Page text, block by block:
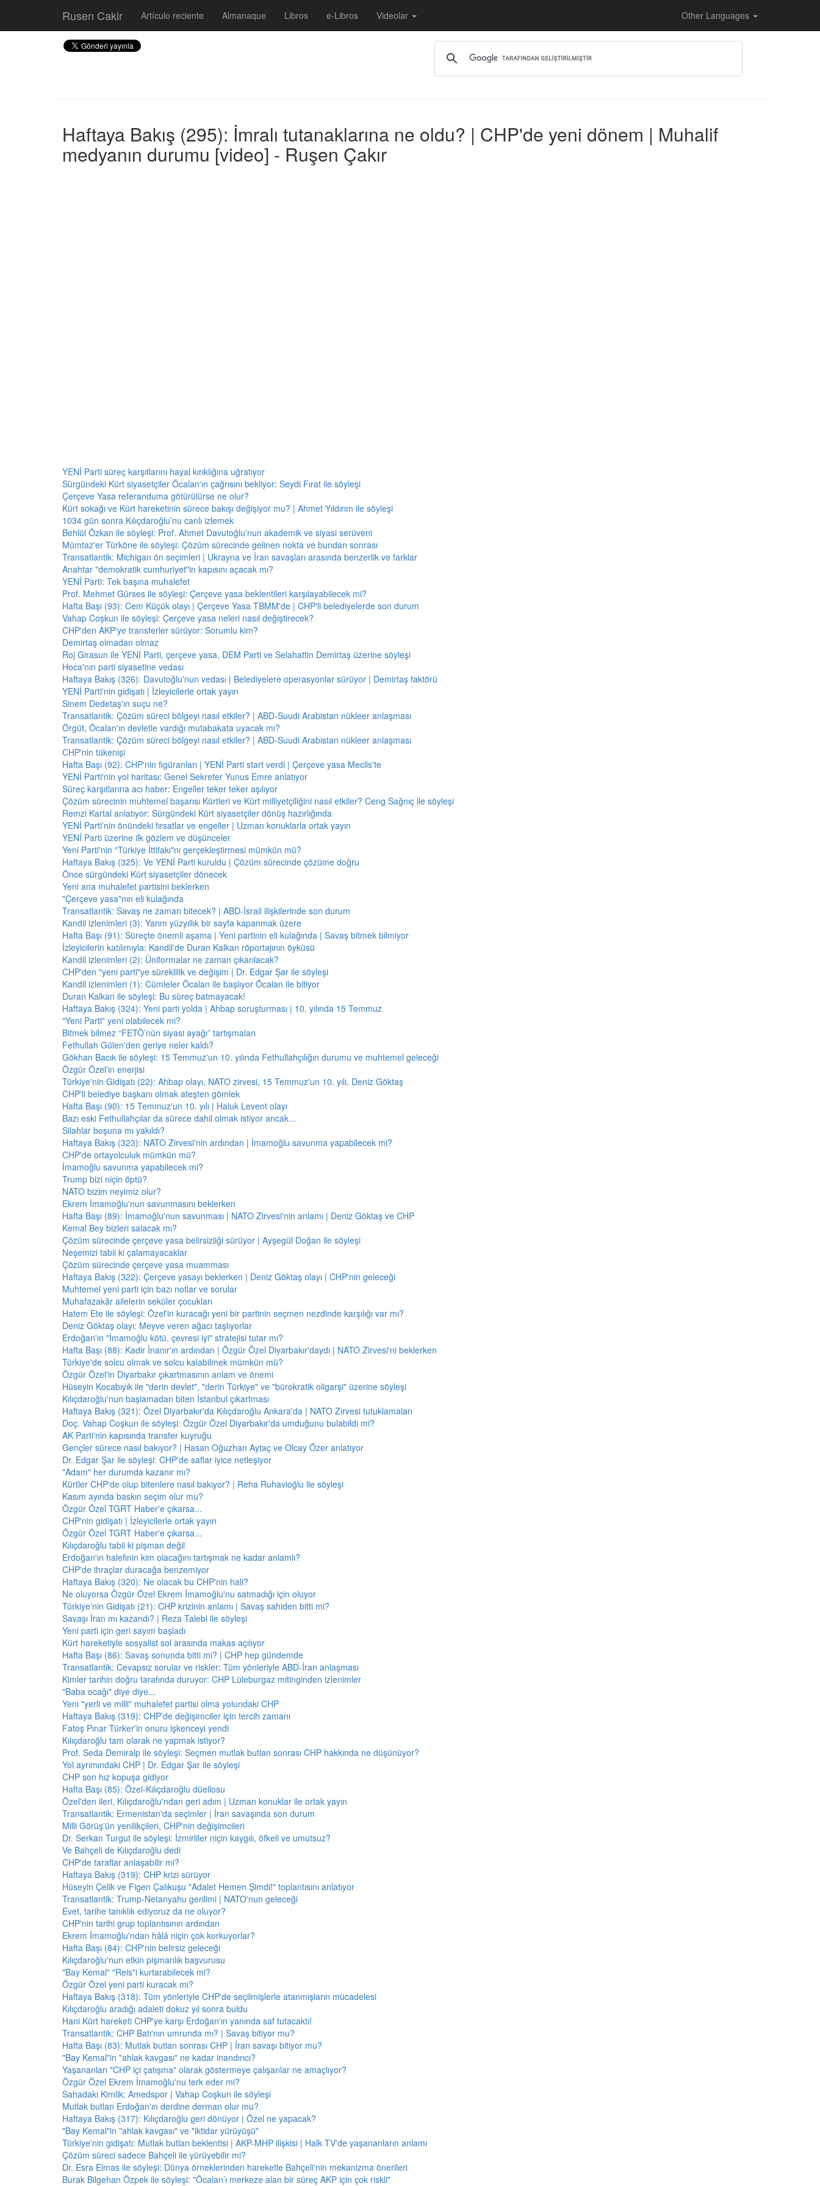
Rusen Cakir Artículo reciente Almanaque Libros e-Libros Videolar Other Languages
Haftaya Bakış (295): İmralı tutanaklarına ne oldu? | CHP'de yeni dönem | Muhalif
medyanın durumu [video] - Ruşen Çakır
YENİ Parti süreç karşıtlarını hayal kırıklığına uğratıyor
Sürgündeki Kürt siyasetçiler Öcalan'ın çağrısını bekliyor: Seydi Fırat ile söyleşi
Çerçeve Yasa referanduma götürülürse ne olur?
Kürt sokağı ve Kürt hareketinin sürece bakışı değişiyor mu? | Ahmet Yıldırım ile söyleşi
1034 gün sonra Kılıçdaroğlu’nu canlı izlemek
Behlül Özkan ile söyleşi: Prof. Ahmet Davutoğlu'nun akademik ve siyasi serüveni
Mümtaz'er Türköne ile söyleşi: Çözüm sürecinde gelinen nokta ve bundan sonrası
Transatlantik: Michigan ön seçimleri | Ukrayna ve İran savaşları arasında benzerlik ve farklar
Anahtar "demokratik cumhuriyet"in kapısını açacak mı?
YENİ Parti: Tek başına muhalefet
Prof. Mehmet Gürses ile söyleşi: Çerçeve yasa beklentileri karşılayabilecek mi?
Hafta Başı (93): Cem Küçük olayı | Çerçeve Yasa TBMM'de | CHP'li belediyelerde son durum
Vahap Coşkun ile söyleşi: Çerçeve yasa neleri nasıl değiştirecek?
CHP'den AKP'ye transferler sürüyor: Sorumlu kim?
Demirtaş olmadan olmaz
Roj Girasun ile YENİ Parti, çerçeve yasa, DEM Parti ve Selahattin Demirtaş üzerine söyleşi
Hoca'nın parti siyasetine vedası
Haftaya Bakış (326): Davutoğlu'nun vedası | Belediyelere operasyonlar sürüyor | Demirtaş faktörü
YENİ Parti'nin gidişatı | İzleyicilerle ortak yayın
Sinem Dedetaş'ın suçu ne?
Transatlantik: Çözüm süreci bölgeyi nasıl etkiler? | ABD-Suudi Arabistan nükleer anlaşması
Örgüt, Öcalan'ın devletle vardığı mutabakata uyacak mı?
Transatlantik: Çözüm süreci bölgeyi nasıl etkiler? | ABD-Suudi Arabistan nükleer anlaşması
CHP'nin tükenişi
Hafta Başı (92): CHP'nin figüranları | YENİ Parti start verdi | Çerçeve yasa Meclis'te
YENİ Parti'nin yol haritası: Genel Sekreter Yunus Emre anlatıyor
Süreç karşıtlarına acı haber: Engeller teker teker aşılıyor
Çözüm sürecinin muhtemel başarısı Kürtleri ve Kürt milliyetçiliğini nasıl etkiler? Ceng Sağnıç ile söyleşi
Remzi Kartal anlatıyor: Sürgündeki Kürt siyasetçiler dönüş hazırlığında
YENİ Parti’nin önündeki fırsatlar ve engeller | Uzman konuklarla ortak yayın
YENİ Parti üzerine ilk gözlem ve düşünceler
Yeni Parti'nin "Türkiye İttifakı"nı gerçekleştirmesi mümkün mü?
Haftaya Bakış (325): Ve YENİ Parti kuruldu | Çözüm sürecinde çözüme doğru
Önce sürgündeki Kürt siyasetçiler dönecek
Yeni ana muhalefet partisini beklerken
"Çerçeve yasa"nın eli kulağında
Transatlantik: Savaş ne zaman bitecek? | ABD-İsrail ilişkilerinde son durum
Kandil izlenimleri (3): Yarım yüzyıllık bir sayfa kapanmak üzere
Hafta Başı (91): Süreçte önemli aşama | Yeni partinin eli kulağında | Savaş bitmek bilmiyor
İzleyicilerin katılımıyla: Kandil'de Duran Kalkan röportajının öyküsü
Kandil izlenimleri (2): Üniformalar ne zaman çıkarılacak?
CHP'den "yeni parti"ye süreklilik ve değişim | Dr. Edgar Şar ile söyleşi
Kandil izlenimleri (1): Cümleler Öcalan ile başlıyor Öcalan ile bitiyor
Duran Kalkan ile söyleşi: Bu süreç batmayacak!
Haftaya Bakış (324): Yeni parti yolda | Ahbap soruşturması | 10. yılında 15 Temmuz
"Yeni Parti" yeni olabilecek mi?
Bitmek bilmez “FETÖ’nün siyasi ayağı” tartışmaları
Fethullah Gülen'den geriye neler kaldı?
Gökhan Bacık ile söyleşi: 15 Temmuz'un 10. yılında Fethullahçılığın durumu ve muhtemel geleceği
Özgür Özel'in enerjisi
Türkiye'nin Gidişatı (22): Ahbap olayı, NATO zirvesi, 15 Temmuz'un 10. yılı, Deniz Göktaş
CHP'li belediye başkanı olmak ateşten gömlek
Hafta Başı (90): 15 Temmuz'un 10. yılı | Haluk Levent olayı
Bazı eski Fethullahçılar da sürece dahil olmak istiyor ancak...
Silahlar boşuna mı yakıldı?
Haftaya Bakış (323): NATO Zirvesi'nin ardından | İmamoğlu savunma yapabilecek mi?
CHP'de ortayolculuk mümkün mü?
İmamoğlu savunma yapabilecek mi?
Trump bizi niçin öptü?
NATO bizim neyimiz olur?
Ekrem İmamoğlu'nun savunmasını beklerken
Hafta Başı (89): İmamoğlu'nun savunması | NATO Zirvesi'nin anlamı | Deniz Göktaş ve CHP
Kemal Bey bizleri salacak mı?
Çözüm sürecinde çerçeve yasa belirsizliği sürüyor | Ayşegül Doğan ile söyleşi
Neşemizi tabii ki çalamayacaklar
Çözüm sürecinde çerçeve yasa muamması
Haftaya Bakış (322): Çerçeve yasayı beklerken | Deniz Göktaş olayı | CHP'nin geleceği
Muhtemel yeni parti için bazı notlar ve sorular
Muhafazakâr ailelerin seküler çocukları
Hatem Ete ile söyleşi: Özel'in kuracağı yeni bir partinin seçmen nezdinde karşılığı var mı?
Deniz Göktaş olayı: Meyve veren ağacı taşlıyorlar
Erdoğan'ın "İmamoğlu kötü, çevresi iyi" stratejisi tutar mı?
Hafta Başı (88): Kadir İnanır'ın ardından | Özgür Özel Diyarbakır'daydı | NATO Zirvesi'ni beklerken
Türkiye'de solcu olmak ve solcu kalabilmek mümkün mü?
Özgür Özel'in Diyarbakır çıkartmasının anlam ve önemi
Hüseyin Kocabıyık ile "derin devlet", "derin Türkiye" ve "bürokratik oligarşi" üzerine söyleşi
Kılıçdaroğlu'nun başlamadan biten İstanbul çıkartması
Haftaya Bakış (321): Özel Diyarbakır'da Kılıçdaroğlu Ankara'da | NATO Zirvesi tutuklamaları
Doç. Vahap Coşkun ile söyleşi: Özgür Özel Diyarbakır'da umduğunu bulabildi mi?
AK Parti'nin kapısında transfer kuyruğu
Gençler sürece nasıl bakıyor? | Hasan Oğuzhan Aytaç ve Olcay Özer anlatıyor
Dr. Edgar Şar ile söyleşi: CHP'de saflar iyice netleşiyor
"Adam" her durumda kazanır mı?
Kürtler CHP'de olup bitenlere nasıl bakıyor? | Reha Ruhavioğlu ile söyleşi
Kasım ayında baskın seçim olur mu?
Özgür Özel TGRT Haber'e çıkarsa...
CHP'nin gidişatı | İzleyicilerle ortak yayın
Özgür Özel TGRT Haber'e çıkarsa...
Kılıçdaroğlu tabii ki pişman değil
Erdoğan'ın halefinin kim olacağını tartışmak ne kadar anlamlı?
CHP'de ihraçlar duracağa benzemiyor
Haftaya Bakış (320): Ne olacak bu CHP'nin hali?
Ne oluyorsa Özgür Özel Ekrem İmamoğlu'nu satmadığı için oluyor
Türkiye'nin Gidişatı (21): CHP krizinin anlamı | Savaş sahiden bitti mi?
Savaşı İran mı kazandı? | Reza Talebi ile söyleşi
Yeni parti için geri sayım başladı
Kürt hareketiyle sosyalist sol arasında makas açılıyor
Hafta Başı (86): Savaş sonunda bitti mi? | CHP hep gündemde
Transatlantik: Cevapsız sorular ve riskler: Tüm yönleriyle ABD-İran anlaşması
Kimler tarihin doğru tarafında duruyor: CHP Lüleburgaz mitinginden izlenimler
"Baba ocağı" diye diye...
Yeni "yerli ve milli" muhalefet partisi olma yolundaki CHP
Haftaya Bakış (319): CHP’de değişimciler için tercih zamanı
Fatoş Pınar Türker'in onuru işkenceyi yendi
Kılıçdaroğlu tam olarak ne yapmak istiyor?
Prof. Seda Demiralp ile söyleşi: Seçmen mutlak butlan sonrası CHP hakkında ne düşünüyor?
Yol ayrımındaki CHP | Dr. Edgar Şar ile söyleşi
CHP son hız kopuşa gidiyor
Hafta Başı (85): Özel-Kılıçdaroğlu düellosu
Özel'den ileri, Kılıçdaroğlu'ndan geri adım | Uzman konuklar ile ortak yayın
Transatlantik: Ermenistan'da seçimler | İran savaşında son durum
Milli Görüş'ün yenilikçileri, CHP'nin değişimcileri
Dr. Serkan Turgut ile söyleşi: İzmirliler niçin kaygılı, öfkeli ve umutsuz?
Ve Bahçeli de Kılıçdaroğlu dedi
CHP'de taraflar anlaşabilir mi?
Haftaya Bakış (319): CHP krizi sürüyor
Hüseyin Çelik ve Figen Çalıkuşu "Adalet Hemen Şimdi!" toplantısını anlatıyor
Transatlantik: Trump-Netanyahu gerilimi | NATO'nun geleceği
Evet, tarihe tanıklık ediyoruz da ne oluyor?
CHP'nin tarihi grup toplantısının ardından
Ekrem İmamoğlu'ndan hâlâ niçin çok korkuyorlar?
Hafta Başı (84): CHP'nin belirsiz geleceği
Kılıçdaroğlu'nun etkin pişmanlık başvurusu
"Bay Kemal" "Reis"i kurtarabilecek mi?
Özgür Özel yeni parti kuracak mı?
Haftaya Bakış (318): Tüm yönleriyle CHP'de seçilmişlerle atanmışların mücadelesi
Kılıçdaroğlu aradığı adaleti dokuz yıl sonra buldu
Hani Kürt hareketi CHP'ye karşı Erdoğan'ın yanında saf tutacaktı!
Transatlantik: CHP Batı'nın umrunda mı? | Savaş bitiyor mu?
Hafta Başı (83): Mutlak butlan sonrası CHP | İran savaşı bitiyor mu?
"Bay Kemal"in "ahlak kavgası" ne kadar inandırıcı?
Yaşananları "CHP içi çatışma" olarak göstermeye çalışanlar ne amaçlıyor?
Özgür Özel Ekrem İmamoğlu'nu terk eder mi?
Sahadaki Kimlik: Amedspor | Vahap Coşkun ile söyleşi
Mutlak butlan Erdoğan'ın derdine derman olur mu?
Haftaya Bakış (317): Kılıçdaroğlu geri dönüyor | Özel ne yapacak?
"Bay Kemal"in "ahlak kavgası" ve "iktidar yürüyüşü"
Türkiye'nin gidişatı: Mutlak butlan beklentisi | AKP-MHP ilişkisi | Halk TV'de yaşananların anlamı
Çözüm süreci sadece Bahçeli ile yürüyebilir mi?
Dr. Esra Elmas ile söyleşi: Dünya örneklerinden hareketle Bahçeli'nin mekanizma önerileri
Burak Bilgehan Özpek ile söyleşi: "Öcalan’ı merkeze alan bir süreç AKP için çok riskli"